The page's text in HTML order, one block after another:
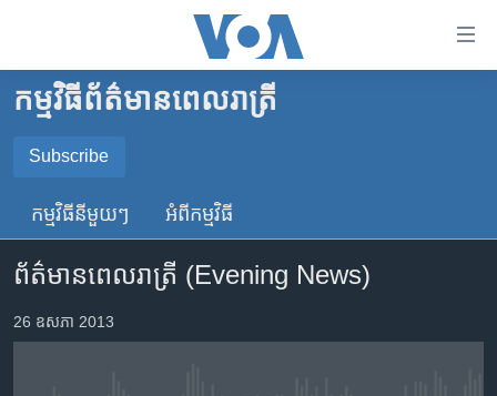
គេហទំព័រ​
ទាក់ទង
រំលង​
ទំព័រ​
ព័ត៌មាន​​
តែ​
ម្តង
កម្ពុជា
អន្តរជាតិ
ចិន
ហេឡូវីអូអេ
កម្ពុជាច្នៃប្រតិដ្ឋ
កម្មវិធី​ព័ត៌មាន​ពេលរាត្រី
Subscribe
SUBSCRIBE
YouTube Music
កម្មវិធី​នីមួយៗ អំពី​កម្មវិធី​
ព័ត៌មានពេលរាត្រី (Evening News)
26 ឧសភា 2013